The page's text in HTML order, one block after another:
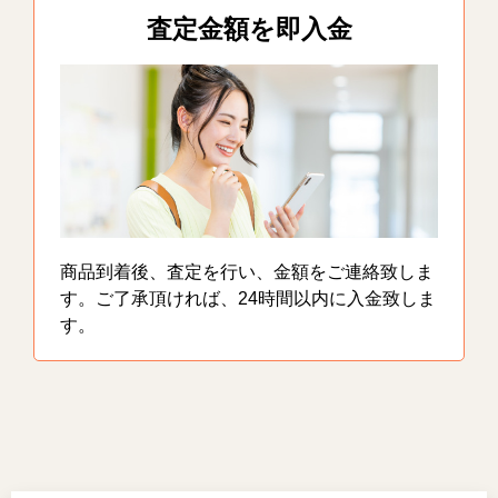
査定金額を即入金
商品到着後、査定を行い、金額をご連絡致しま
す。ご了承頂ければ、24時間以内に入金致しま
す。